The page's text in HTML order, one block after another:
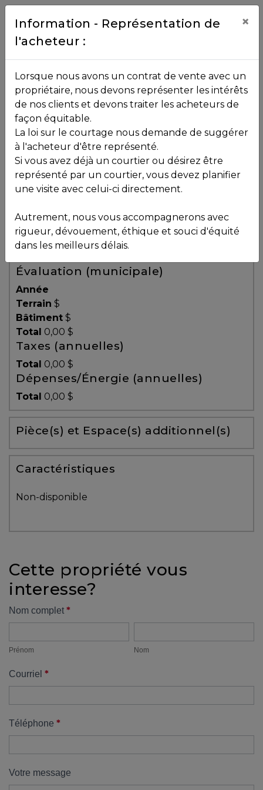
Contact
NOS
PROPRIÉTÉS
VOS
COURTIERS
Équipe
Partenaires
Témoignages
Blogue
ACHAT
Alerte
immobilière
Avec
un
courtier
vous
protégé!
outils
pour
financement
propriétaire
UNE
DÉCISION
!
de
démarrage
:
Toutes les propriétés
Vendu
, , ,
J8B 3C8
Voir plus de photos
Évaluation (municipale)
Année
Terrain $
Bâtiment $
Total 0,00 $
Taxes (annuelles)
Total 0,00 $
Dépenses/Énergie (annuelles)
Total 0,00 $
Pièce(s) et Espace(s) additionnel(s)
Caractéristiques
Non-disponible
Cette propriété vous
interesse?
Formulaire
Nom complet *
Prénom Nom
Courriel *
Téléphone *
Votre message
Information - Représentation de
l'acheteur :
×
Lorsque nous avons un contrat de vente avec un
propriétaire, nous devons représenter les intérêts
de nos clients et devons traiter les acheteurs de
façon équitable.
La loi sur le courtage nous demande de suggérer
à l'acheteur d'être représenté.
Si vous avez déjà un courtier ou désirez être
représenté par un courtier, vous devez planifier
une visite avec celui-ci directement.
Autrement, nous vous accompagnerons avec
rigueur, dévouement, éthique et souci d'équité
dans les meilleurs délais.